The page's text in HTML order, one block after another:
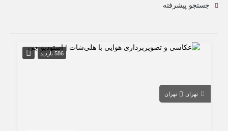
جستجو پیشرفته
586 بازدید
تهران تهران